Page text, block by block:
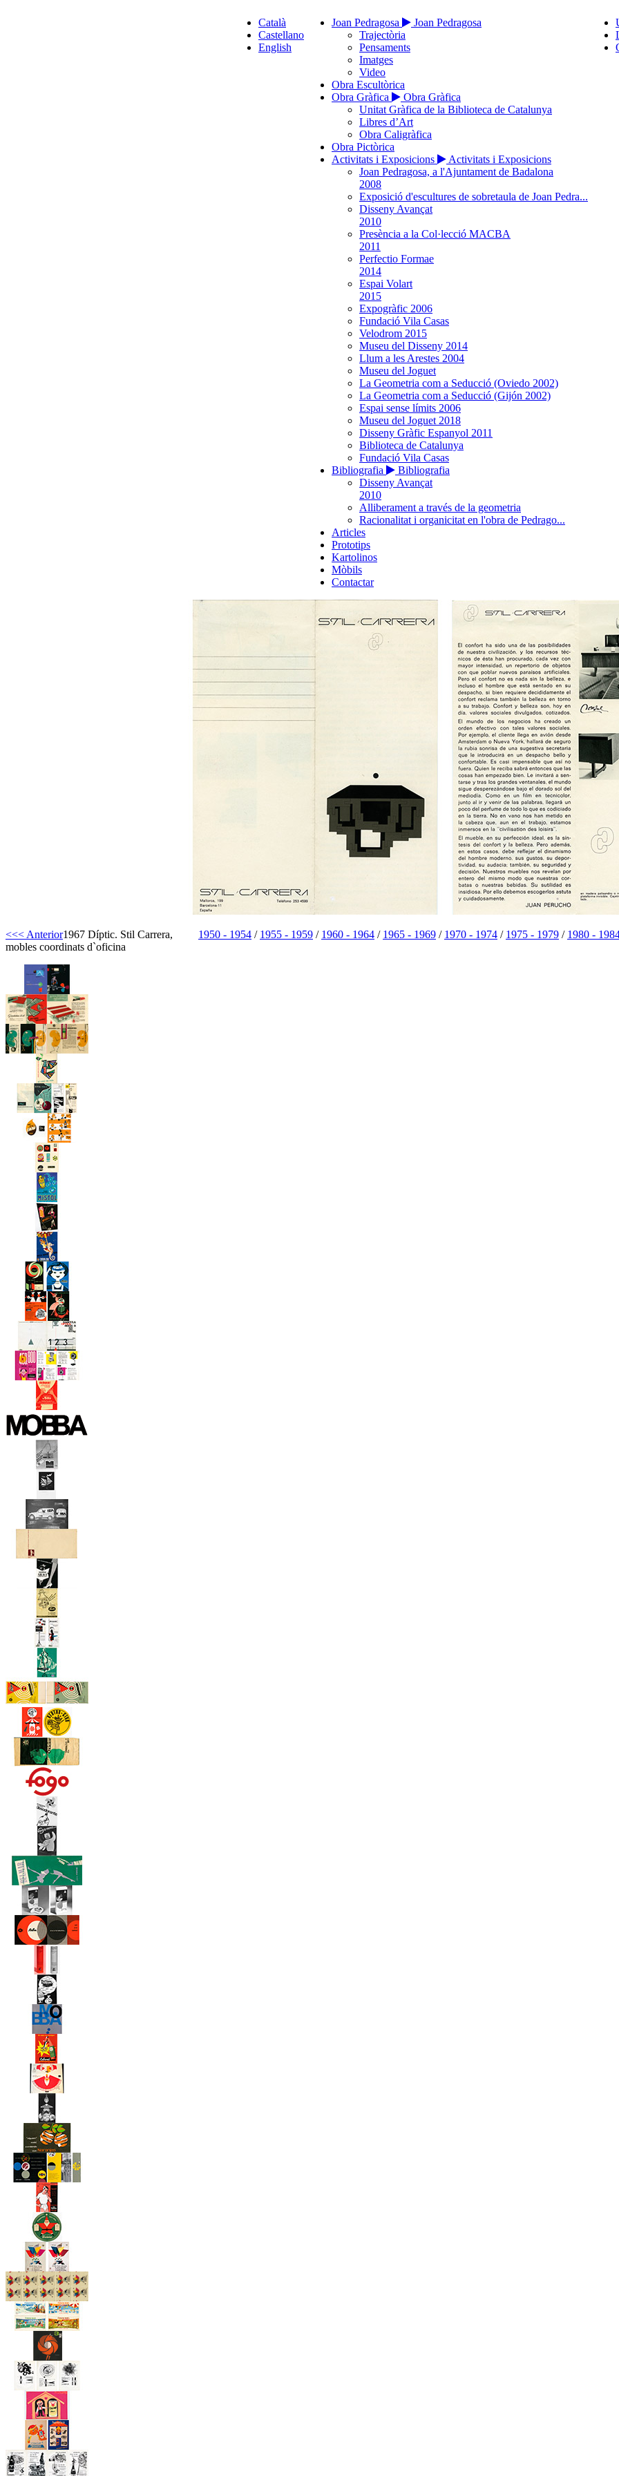
Joan Pedragosa
Joan Pedragosa
Trajectòria
Pensaments
Imatges
Video
Obra Escultòrica
Obra Gràfica
Obra Gràfica
Unitat Gràfica de la Biblioteca de Catalunya
Libres d’Art
Obra Caligràfica
Obra Pictòrica
Activitats i Exposicions
Activitats i Exposicions
Joan Pedragosa, a l'Ajuntament de Badalona
2008
Exposició d'escultures de sobretaula de Joan Pedra...
Disseny Avançat
2010
Presència a la Col·lecció MACBA
2011
Perfectio Formae
2014
Espai Volart
2015
Expogràfic 2006
Fundació Vila Casas
Velodrom 2015
Museu del Disseny 2014
Llum a les Arestes 2004
Museu del Joguet
La Geometria com a Seducció (Oviedo 2002)
La Geometria com a Seducció (Gijón 2002)
Espai sense límits 2006
Museu del Joguet 2018
Disseny Gràfic Espanyol 2011
Biblioteca de Catalunya
Fundació Vila Casas
Bibliografia
Bibliografia
Disseny Avançat
2010
Alliberament a través de la geometria
Racionalitat i organicitat en l'obra de Pedrago...
Articles
Prototips
Kartolinos
Mòbils
Contactar
Català
Castellano
English
<<< Anterior 1950 - 1954 / 1955 - 1959 / 1960 - 1964 / 1965 - 1969 / 1970 - 1974 / 1975 - 1979 / 1980 -
1967 Díptic. Stil Carrera,
mobles coordinats d`oficina